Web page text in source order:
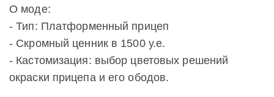
О моде:
- Тип: Платформенный прицеп
- Скромный ценник в 1500 у.е.
- Кастомизация: выбор цветовых решений
окраски прицепа и его ободов.